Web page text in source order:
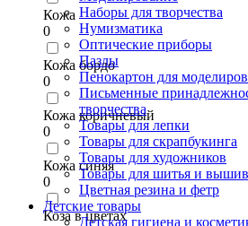
Кожа
0
Кожа бордо
0
Кожа коричневый
0
Кожа синяя
0
Коза в цветах
Наборы для творчества
Нумизматика
Оптические приборы
Пазлы
Пенокартон для
Письменные
творчества
Товары для лепки
Товары для скрапбукинга
Товары для художников
Товары для шитья и
Цветная резина и фетр
Детские товары
Детская гигиена и